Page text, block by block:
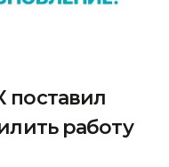
работу